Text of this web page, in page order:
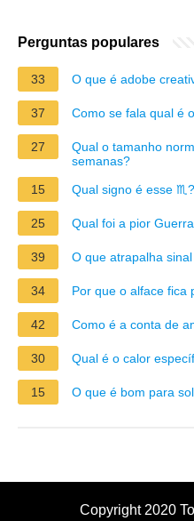
Perguntas populares
33 O que é adobe
37 Como se fala qual é
27
Qual o tamanho
semanas?
15
Qual signo é esse ♏?
25 Qual foi a pior
39 O que atrapalha
34 Por que o alface fica
42 Como é a conta de
30 Qual é o calor
15 O que é bom para
Copyright 2020